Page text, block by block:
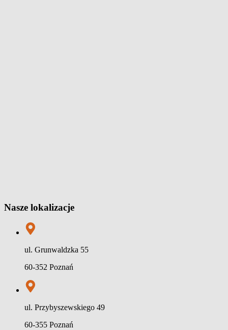
Nasze lokalizacje
ul. Grunwaldzka 55
60-352 Poznań
ul. Przybyszewskiego 49
60-355 Poznań